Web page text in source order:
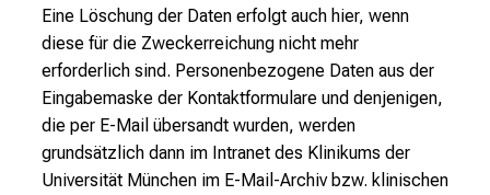
Eine Löschung der Daten erfolgt auch hier, wenn
diese für die Zweckerreichung nicht mehr
erforderlich sind. Personenbezogene Daten aus der
Eingabemaske der Kontaktformulare und denjenigen,
die per E-Mail übersandt wurden, werden
grundsätzlich dann im Intranet des Klinikums der
Universität München im E-Mail-Archiv bzw. klinischen